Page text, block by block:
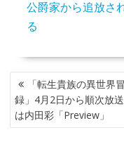
公爵家から追放さ
る
投
稿
ナ
ビ
「転生貴族の異世界
録」4月2日から順次放
は内田彩「Preview」